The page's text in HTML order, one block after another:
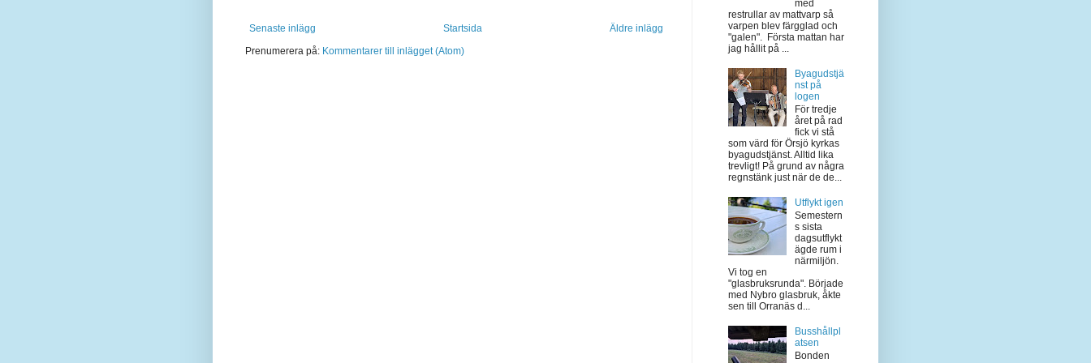
Senaste inlägg Äldre inlägg
Startsida
Prenumerera på: Kommentarer till inlägget (Atom)
med
restrullar av mattvarp så
varpen blev färgglad och
"galen". Första mattan har
jag hållit på ...
Byagudstjä
nst på
logen
För tredje
året på rad
fick vi stå
som värd för Örsjö kyrkas
byagudstjänst. Alltid lika
trevligt! På grund av några
regnstänk just när de de...
Utflykt igen
Semestern
s sista
dagsutflykt
ägde rum i
närmiljön.
Vi tog en
"glasbruksrunda". Började
med Nybro glasbruk, åkte
sen till Orranäs d...
Busshållpl
atsen
Bonden